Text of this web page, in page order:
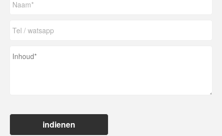
indienen